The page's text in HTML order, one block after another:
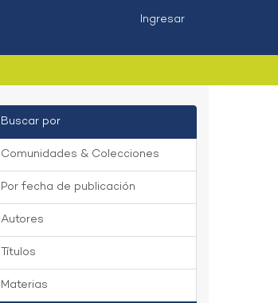
Ingresar
Buscar por
Comunidades & Colecciones
Por fecha de publicación
Autores
Títulos
Materias